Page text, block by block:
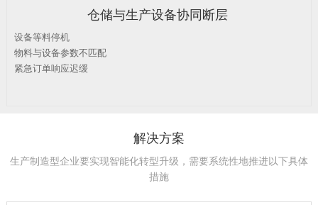
仓储与生产设备协同断层
设备等料停机
物料与设备参数不匹配
紧急订单响应迟缓
解决方案
生产制造型企业要实现智能化转型升级，需要系统性地推进以下具体
措施